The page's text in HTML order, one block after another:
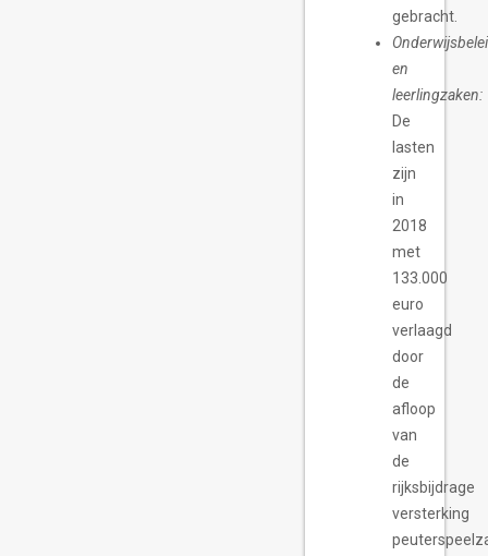
gebracht.
en
leerlingzaken:
De
lasten
zijn
in
2018
met
133.000
euro
verlaagd
door
de
afloop
van
de
rijksbijdrage
versterking